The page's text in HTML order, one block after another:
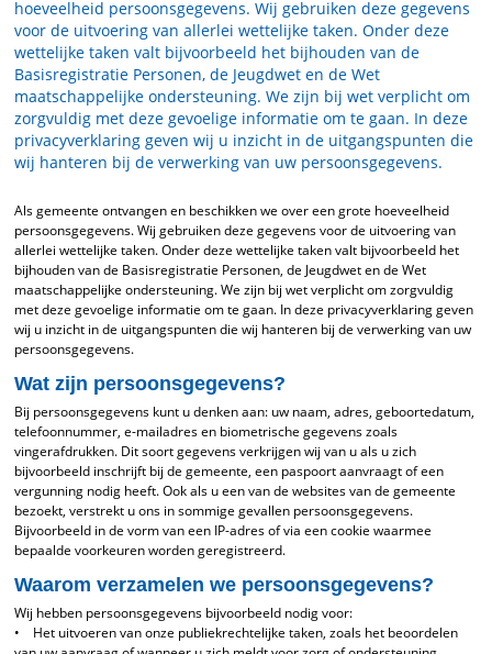
hoeveelheid persoonsgegevens. Wij gebruiken deze gegevens
voor de uitvoering van allerlei wettelijke taken. Onder deze
wettelijke taken valt bijvoorbeeld het bijhouden van de
Basisregistratie Personen, de Jeugdwet en de Wet
maatschappelijke ondersteuning. We zijn bij wet verplicht om
zorgvuldig met deze gevoelige informatie om te gaan. In deze
privacyverklaring geven wij u inzicht in de uitgangspunten die
wij hanteren bij de verwerking van uw persoonsgegevens.
Als gemeente ontvangen en beschikken we over een grote hoeveelheid
persoonsgegevens. Wij gebruiken deze gegevens voor de uitvoering van
allerlei wettelijke taken. Onder deze wettelijke taken valt bijvoorbeeld het
bijhouden van de Basisregistratie Personen, de Jeugdwet en de Wet
maatschappelijke ondersteuning. We zijn bij wet verplicht om zorgvuldig
met deze gevoelige informatie om te gaan. In deze privacyverklaring geven
wij u inzicht in de uitgangspunten die wij hanteren bij de verwerking van uw
persoonsgegevens.
Wat zijn persoonsgegevens?
Bij persoonsgegevens kunt u denken aan: uw naam, adres, geboortedatum,
telefoonnummer, e-mailadres en biometrische gegevens zoals
vingerafdrukken. Dit soort gegevens verkrijgen wij van u als u zich
bijvoorbeeld inschrijft bij de gemeente, een paspoort aanvraagt of een
vergunning nodig heeft. Ook als u een van de websites van de gemeente
bezoekt, verstrekt u ons in sommige gevallen persoonsgegevens.
Bijvoorbeeld in de vorm van een IP-adres of via een cookie waarmee
bepaalde voorkeuren worden geregistreerd.
Waarom verzamelen we persoonsgegevens?
Wij hebben persoonsgegevens bijvoorbeeld nodig voor:
• Het uitvoeren van onze publiekrechtelijke taken, zoals het beoordelen